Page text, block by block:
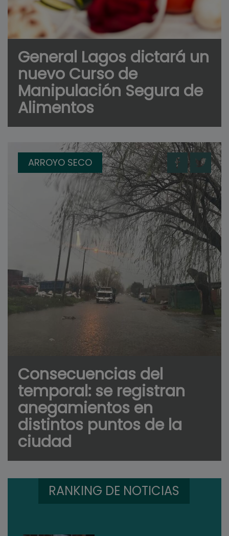
General Lagos dictará un
nuevo Curso de
Manipulación Segura de
Alimentos
ARROYO SECO
Consecuencias del
temporal: se registran
anegamientos en
distintos puntos de la
ciudad
RANKING DE NOTICIAS